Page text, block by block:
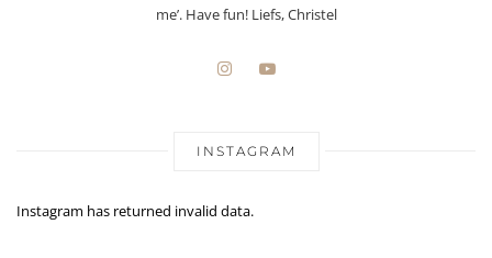
me’. Have fun! Liefs, Christel
INSTAGRAM
Instagram has returned invalid data.